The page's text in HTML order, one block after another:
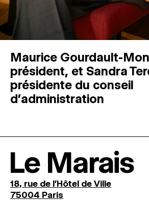
Maurice Gourdault-
président, et Sandra
présidente du conseil
d’administration
Le Marais
18, rue de l'Hôtel de Ville
75004 Paris